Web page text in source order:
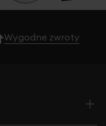
Wygodne zwroty